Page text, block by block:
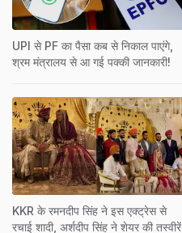
UPI से PF का पैसा कब से निकाल पाएंगे,
श्रम मंत्रालय से आ गई पक्‍की जानकारी!
KKR के रमनदीप सिंह ने इस एक्ट्रेस से
रचाई शादी, अर्शदीप सिंह ने शेयर की तस्वीरें,